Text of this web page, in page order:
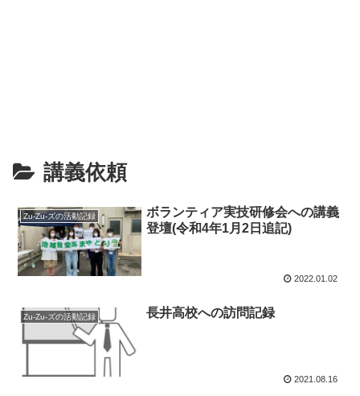
講義依頼
Zu-Zu-ズの活動記録
ボランティア実技研修会への講義
登壇(令和4年1月2日追記)
2022.01.02
Zu-Zu-ズの活動記録 長井高校への訪問記録
2021.08.16